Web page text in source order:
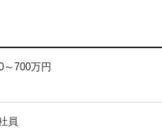
～700万円
員